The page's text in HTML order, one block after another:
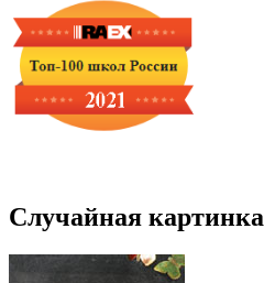
Случайная картинка